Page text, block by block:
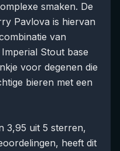
smaken. De
Pavlova is hiervan
van
Stout base
voor degenen die
bieren met een
3,95 uit 5 sterren,
heeft dit